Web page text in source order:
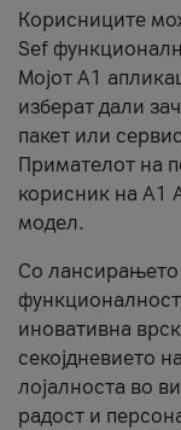
Корисниците
Sef
Мојот А1
изберат дали
пакет или
Примателот на
корисник на А1
модел.
Со лансирањето
иновативна
секојдневието
лојалноста во
радост и